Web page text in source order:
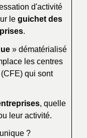
d'activité
le guichet des
.
» dématérialisé
les centres
qui sont
, quelle
leur activité.
?